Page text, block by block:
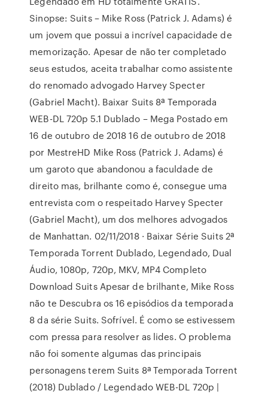
Sinopse: Suits – Mike Ross (Patrick J. Adams) é
um jovem que possui a incrível capacidade de
memorização. Apesar de não ter completado
seus estudos, aceita trabalhar como assistente
do renomado advogado Harvey Specter
(Gabriel Macht). Baixar Suits 8ª Temporada
WEB-DL 720p 5.1 Dublado – Mega Postado em
16 de outubro de 2018 16 de outubro de 2018
por MestreHD Mike Ross (Patrick J. Adams) é
um garoto que abandonou a faculdade de
direito mas, brilhante como é, consegue uma
entrevista com o respeitado Harvey Specter
(Gabriel Macht), um dos melhores advogados
de Manhattan. 02/11/2018 · Baixar Série Suits 2ª
Temporada Torrent Dublado, Legendado, Dual
Áudio, 1080p, 720p, MKV, MP4 Completo
Download Suits Apesar de brilhante, Mike Ross
não te Descubra os 16 episódios da temporada
8 da série Suits. Sofrível. É como se estivessem
com pressa para resolver as lides. O problema
não foi somente algumas das principais
personagens terem Suits 8ª Temporada Torrent
(2018) Dublado / Legendado WEB-DL 720p |